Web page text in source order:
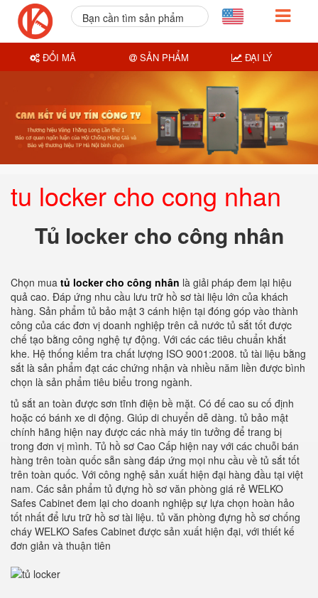
tu locker cho cong nhan
Tủ locker cho công nhân
Chọn mua tủ locker cho công nhân là giải pháp đem lại hiệu
quả cao. Đáp ứng nhu cầu lưu trữ hồ sơ tài liệu lớn của khách
hàng. Sản phẩm tủ bảo mật 3 cánh hiện tại đóng góp vào thành
công của các đơn vị doanh nghiệp trên cả nước tủ sắt tốt được
chế tạo bằng công nghệ tự động. Với các các tiêu chuẩn khắt
khe. Hệ thống kiểm tra chất lượng ISO 9001:2008. tủ tài liệu bằng
sắt là sản phẩm đạt các chứng nhận và nhiều năm liền được bình
chọn là sản phẩm tiêu biểu trong ngành.
tủ sắt an toàn được sơn tĩnh điện bề mặt. Có đế cao su cố định
hoặc có bánh xe di động. Giúp di chuyển dễ dàng. tủ bảo mật
chính hãng hiện nay được các nhà máy tin tưởng để trang bị
trong đơn vị mình. Tủ hồ sơ Cao Cấp hiện nay với các chuỗi bán
hàng trên toàn quốc sẵn sàng đáp ứng mọi nhu cầu về tủ sắt tốt
trên toàn quốc. Với công nghệ sản xuất hiện đại hàng đầu tại việt
nam. Các sản phẩm tủ đựng hồ sơ văn phòng giá rẻ WELKO
Safes Cabinet đem lại cho doanh nghiệp sự lựa chọn hoàn hảo
tốt nhất để lưu trữ hồ sơ tài liệu. tủ văn phòng đựng hồ sơ chống
cháy WELKO Safes Cabinet được sản xuất hiện đại, với thiết kế
đơn giản và thuận tiên
Bạn cần tìm sản phẩm
ĐỔI MÃ SẢN PHẨM ĐẠI LÝ